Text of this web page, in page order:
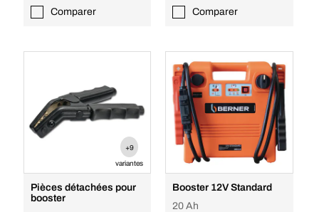
Comparer Comparer
+9
variantes
Pièces détachées pour
booster
Booster 12V Standard
20 Ah